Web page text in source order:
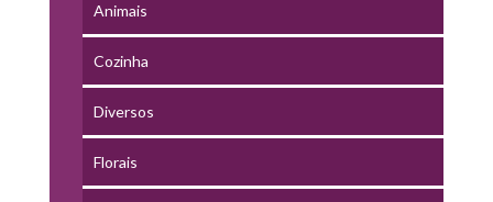
Animais
Cozinha
Diversos
Florais